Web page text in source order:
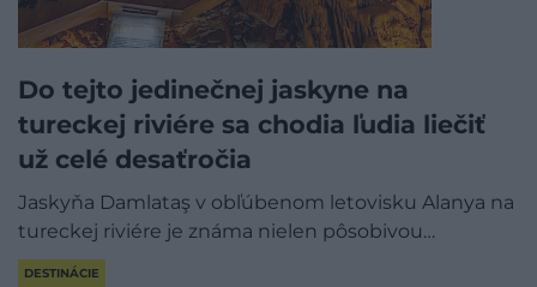
Do tejto jedinečnej jaskyne na
tureckej riviére sa chodia ľudia liečiť
už celé desaťročia
Jaskyňa Damlataş v obľúbenom letovisku Alanya na
tureckej riviére je známa nielen pôsobivou…
DESTINÁCIE